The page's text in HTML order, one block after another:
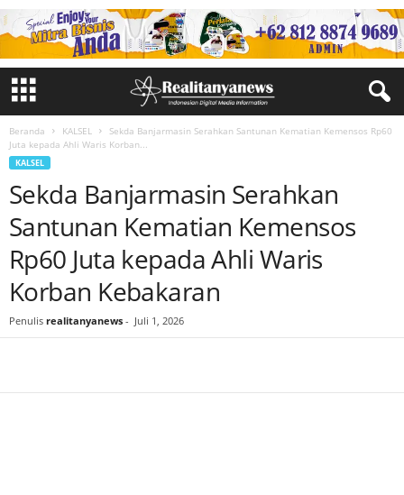
Beranda KALSEL
Sekda Banjarmasin Serahkan Santunan Kematian Kemensos Rp60
Juta kepada Ahli Waris Korban...
KALSEL
Sekda Banjarmasin Serahkan
Santunan Kematian Kemensos
Rp60 Juta kepada Ahli Waris
Korban Kebakaran
Penulis realitanyanews - Juli 1, 2026